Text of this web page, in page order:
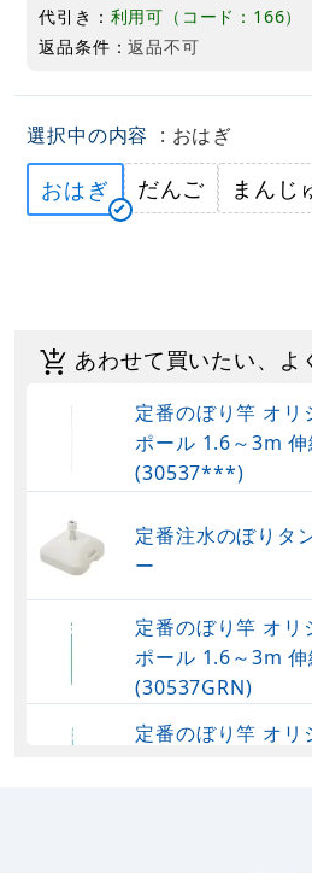
代引き： 利用可（コード：166）
返品条件：返品不可
選択中の内容 : おはぎ
おはぎ だんご まんじ
あわせて買いたい、よ
定番のぼり竿 オリ
ポール 1.6～3m 伸
(30537***)
定番注水のぼりタ
ー
定番のぼり竿 オリ
ポール 1.6～3m
(30537GRN)
定番のぼり竿 オリ